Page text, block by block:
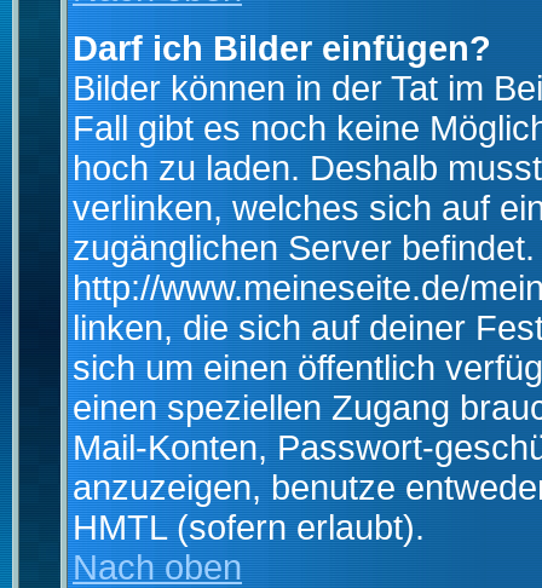
Darf ich Bilder einfügen?
Bilder können in der Tat im
Fall gibt es noch keine
hoch zu laden. Deshalb
verlinken, welches sich auf
zugänglichen Server
http://www.meineseite.de/
linken, die sich auf deiner
sich um einen öffentlich
einen speziellen Zugang
Mail-Konten, Passwort-
anzuzeigen, benutze
HMTL (sofern erlaubt).
Nach oben